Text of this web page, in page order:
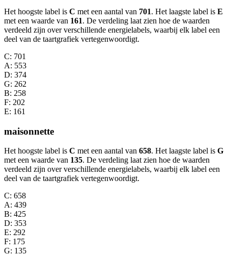
Het hoogste label is C met een aantal van 701. Het laagste label is E
met een waarde van 161. De verdeling laat zien hoe de waarden
verdeeld zijn over verschillende energielabels, waarbij elk label een
deel van de taartgrafiek vertegenwoordigt.
C: 701
A: 553
D: 374
G: 262
B: 258
F: 202
E: 161
maisonnette
Het hoogste label is C met een aantal van 658. Het laagste label is G
met een waarde van 135. De verdeling laat zien hoe de waarden
verdeeld zijn over verschillende energielabels, waarbij elk label een
deel van de taartgrafiek vertegenwoordigt.
C: 658
A: 439
B: 425
D: 353
E: 292
F: 175
G: 135